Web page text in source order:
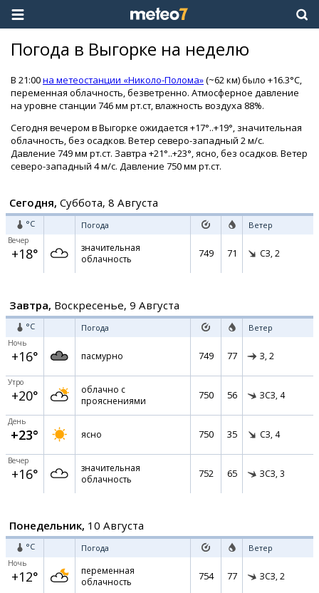
Погода в Выгорке на неделю
В 21:00на метеостанции «Николо-Полома»(~62 км) было +16.3°C,
переменная облачность, безветренно. Атмосферное давление
на уровне станции 746 мм рт.ст, влажность воздуха 88%.
Сегодня вечером в Выгорке ожидается +17°..+19°, значительная
облачность, без осадков. Ветер северо-западный 2 м/с.
Давление 749 мм рт.ст. Завтра +21°..+23°, ясно, без осадков. Ветер
северо-западный 4 м/с. Давление 750 мм рт.ст.
Сегодня, Суббота, 8 Августа
°C Погода Ветер
Вечер
+18°
значительная
облачность
749 71 СЗ, 2
Завтра, Воскресенье, 9 Августа
°C Погода Ветер
Ночь
+16° пасмурно 749 77 З, 2
Утро
+20°
облачно с
прояснениями
750 56 ЗСЗ, 4
День
+23° ясно 750 35 СЗ, 4
Вечер
+16°
значительная
облачность
752 65 ЗСЗ, 3
Понедельник, 10 Августа
°C Погода Ветер
Ночь
+12°
переменная
облачность
754 77 ЗСЗ, 2